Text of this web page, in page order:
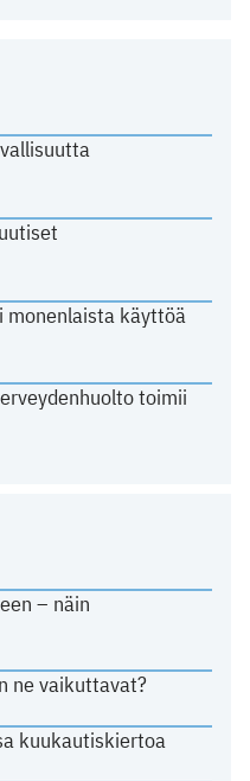
monenlaista käyttöä
toimii
– näin
ne vaikuttavat?
kuukautiskiertoa